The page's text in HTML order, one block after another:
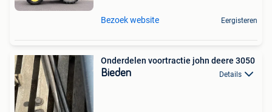
Bezoek website Eergisteren
Onderdelen voortractie john deere 3050
Bieden Details